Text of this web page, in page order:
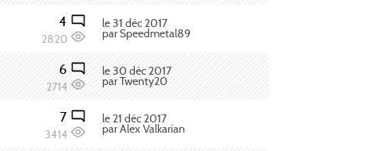
4
2820
le 31 déc 2017
par Speedmetal89
6
2714
le 30 déc 2017
par Twenty20
7
3414
le 21 déc 2017
par Alex Valkarian